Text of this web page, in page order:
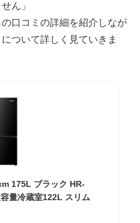
ん」
口コミの詳細を紹介しなが
ついて詳しく見ていきま
175L ブラック HR-
量冷蔵室122L スリム